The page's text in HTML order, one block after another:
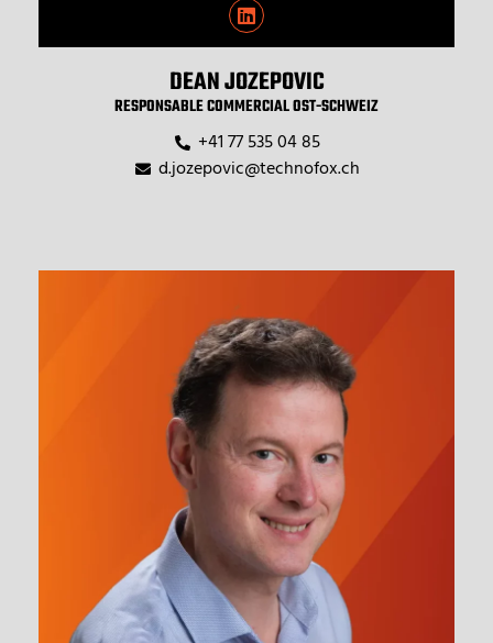
DEAN JOZEPOVIC
RESPONSABLE COMMERCIAL OST-SCHWEIZ
+41 77 535 04 85
d.jozepovic@technofox.ch